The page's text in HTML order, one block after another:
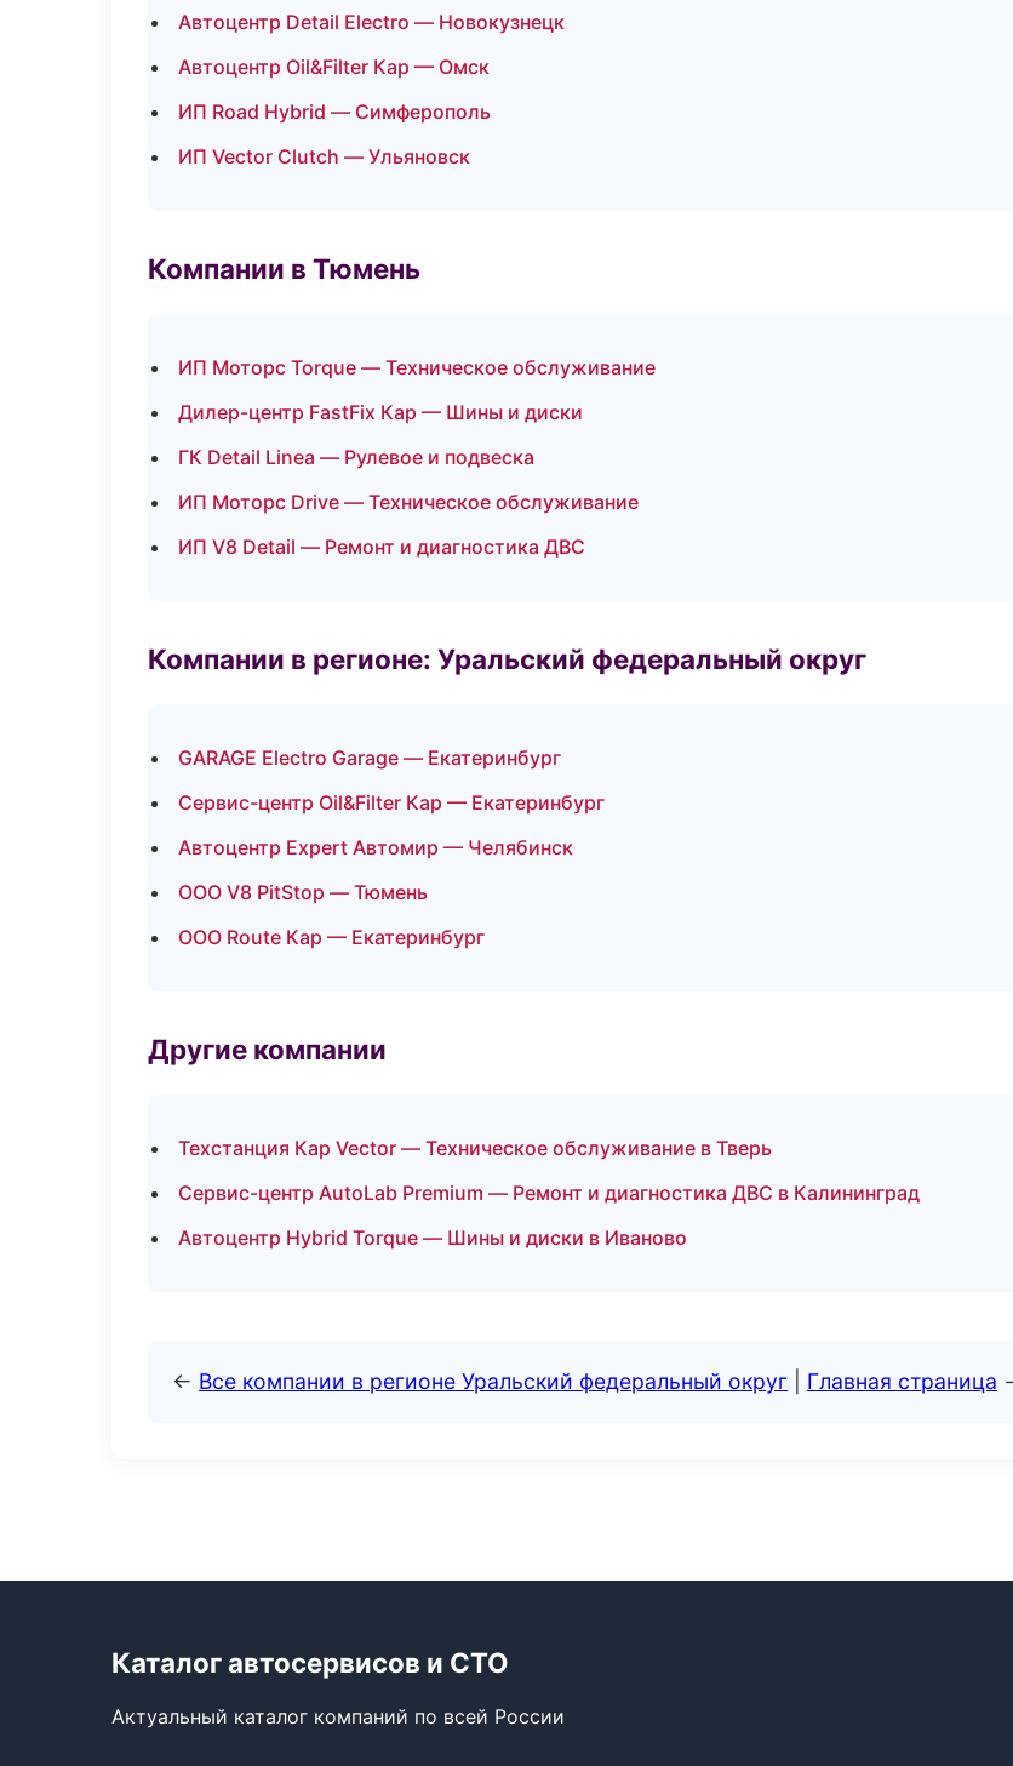
Автоцентр Detail Electro — Новокузнецк
Автоцентр Oil&Filter Кар — Омск
ИП Road Hybrid — Симферополь
ИП Vector Clutch — Ульяновск
Компании в Тюмень
ИП Моторс Torque — Техническое обслуживание
Дилер-центр FastFix Кар — Шины и диски
ГК Detail Linea — Рулевое и подвеска
ИП Моторс Drive — Техническое обслуживание
ИП V8 Detail — Ремонт и диагностика ДВС
Компании в регионе: Уральский федеральный округ
GARAGE Electro Garage — Екатеринбург
Сервис-центр Oil&Filter Кар — Екатеринбург
Автоцентр Expert Автомир — Челябинск
ООО V8 PitStop — Тюмень
ООО Route Кар — Екатеринбург
Другие компании
Техстанция Кар Vector — Техническое обслуживание в Тверь
Сервис-центр AutoLab Premium — Ремонт и диагностика ДВС в Калининград
Автоцентр Hybrid Torque — Шины и диски в Иваново
← Все компании в регионе Уральский федеральный округ Главная страница
Каталог автосервисов и СТО
Актуальный каталог компаний по всей России